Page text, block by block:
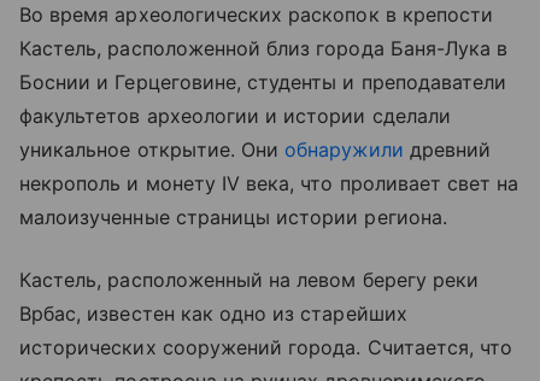
Во время археологических раскопок в крепости
Кастель, расположенной близ города Баня-Лука в
Боснии и Герцеговине, студенты и преподаватели
факультетов археологии и истории сделали
уникальное открытие. Они обнаружили древний
некрополь и монету IV века, что проливает свет на
малоизученные страницы истории региона.
Кастель, расположенный на левом берегу реки
Врбас, известен как одно из старейших
исторических сооружений города. Считается, что